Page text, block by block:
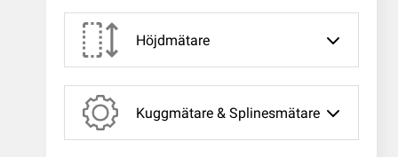
Höjdmätare
Kuggmätare & Splinesmätare